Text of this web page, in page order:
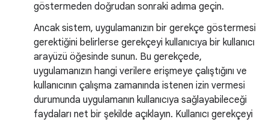
göstermeden doğrudan sonraki adıma geçin.
Ancak sistem, uygulamanızın bir gerekçe göstermesi
gerektiğini belirlerse gerekçeyi kullanıcıya bir kullanıcı
arayüzü öğesinde sunun. Bu gerekçede,
uygulamanızın hangi verilere erişmeye çalıştığını ve
kullanıcının çalışma zamanında istenen izin vermesi
durumunda uygulamanın kullanıcıya sağlayabileceği
faydaları net bir şekilde açıklayın. Kullanıcı gerekçeyi